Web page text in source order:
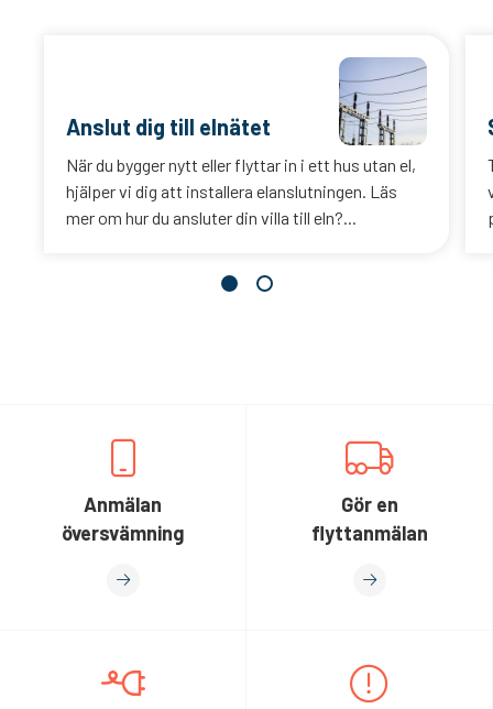
Anslut dig till elnätet
När du bygger nytt eller flyttar in i ett hus utan el,
hjälper vi dig att installera elanslutningen. Läs
mer om hur du ansluter din villa till eln?...
Anmälan
översvämning
Gör en
flyttanmälan